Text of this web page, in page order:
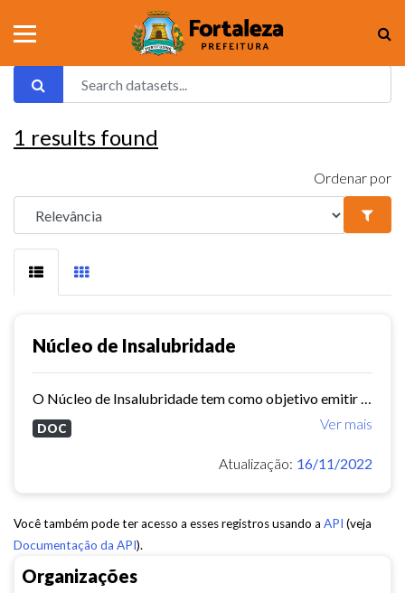
Organizações
1 results found
Ordenar por
Núcleo de Insalubridade
Ver mais
DOC
Atualização: 16/11/2022
Você também pode ter acesso a esses registros usando a API (veja
Documentação da API).